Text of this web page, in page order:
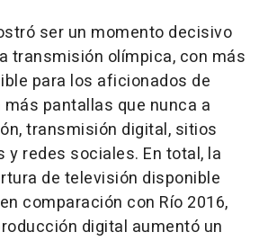
ser un momento decisivo
transmisión olímpica, con más
para los aficionados de
pantallas que nunca a
transmisión digital, sitios
y redes sociales. En total, la
de televisión disponible
comparación con Río 2016,
digital aumentó un